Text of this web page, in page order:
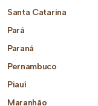
Santa Catarina
Pará
Paraná
Pernambuco
Piauí
Maranhão